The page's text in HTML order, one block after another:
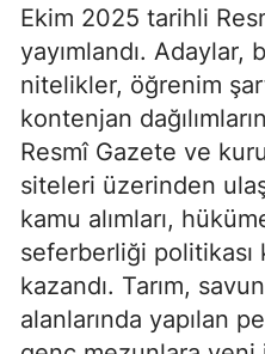
Ekim 2025 tarihli
yayımlandı. Adaylar,
nitelikler, öğrenim
kontenjan
Resmî Gazete ve
siteleri üzerinden
kamu alımları,
seferberliği politikası
kazandı. Tarım,
alanlarında yapılan